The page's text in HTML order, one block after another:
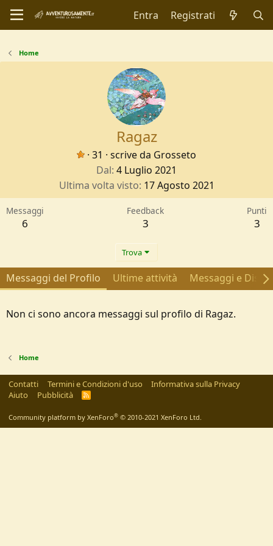
Entra Registrati
Home
Ragaz
· 31 · scrive da Grosseto
Dal 4 Luglio 2021
Ultima volta visto 17 Agosto 2021
Messaggi
6
Feedback
3
Punti
3
Trova
Messaggi del Profilo Ultime attività Messaggi e
Non ci sono ancora messaggi sul profilo di Ragaz.
Home
Contatti Termini e Condizioni d'uso
Informativa sulla Privacy
Aiuto
Pubblicità
R
Community platform by XenForo® © 2010-2021 XenForo Ltd.